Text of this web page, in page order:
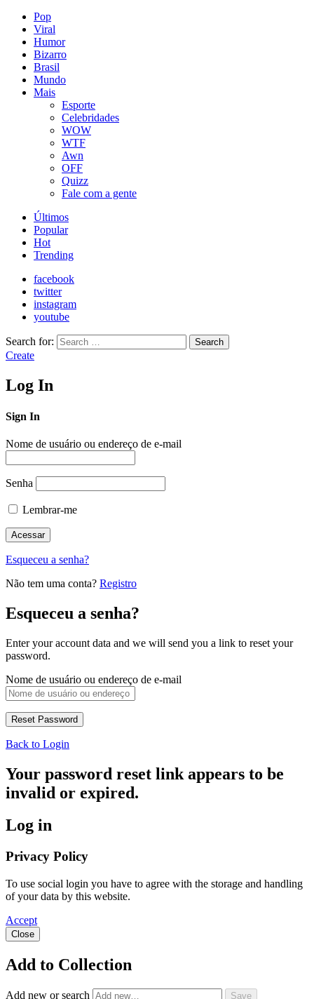
Pop
Viral
Humor
Bizarro
Brasil
Mundo
Mais
Esporte
Celebridades
WOW
WTF
Awn
OFF
Quizz
Fale com a gente
Últimos
Popular
Hot
Trending
facebook
twitter
instagram
youtube
Search for: Search
Create
Log In
Sign In
Nome de usuário ou endereço de e-mail
Senha
Lembrar-me
Esqueceu a senha?
Não tem uma conta? Registro
Esqueceu a senha?
Enter your account data and we will send you a link to reset your
password.
Nome de usuário ou endereço de e-mail
Back to Login
Your password reset link appears to be
invalid or expired.
Log in
Privacy Policy
To use social login you have to agree with the storage and handling
of your data by this website.
Accept
Close
Add to Collection
Add new or search